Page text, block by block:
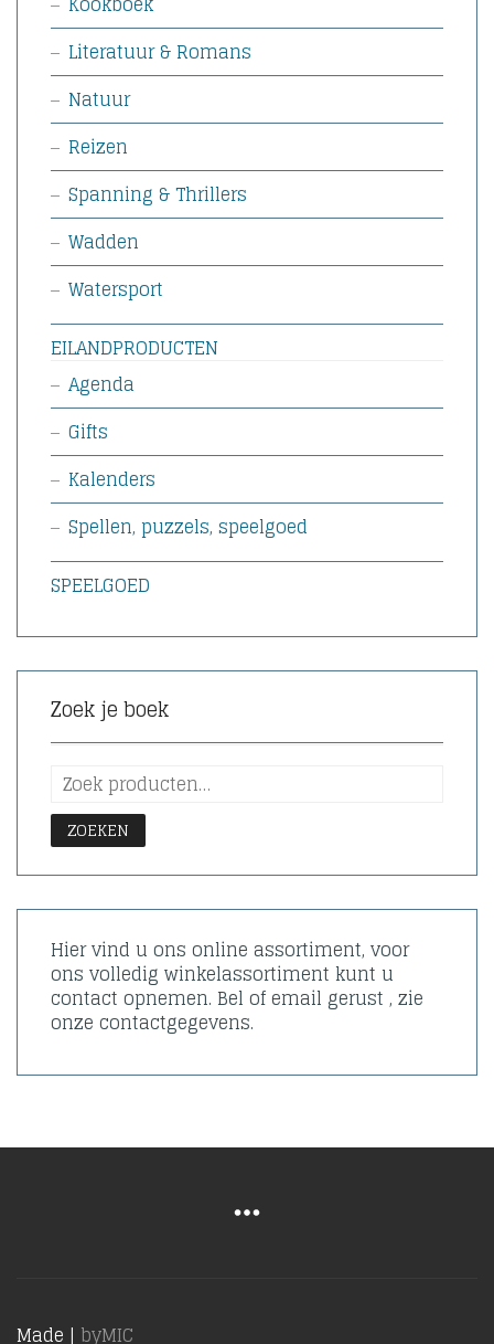
Literatuur & Romans
Natuur
Reizen
Spanning & Thrillers
Wadden
Watersport
EILANDPRODUCTEN
Agenda
Gifts
Kalenders
Spellen, puzzels, speelgoed
SPEELGOED
Zoek je boek
ZOEKEN
Hier vind u ons online assortiment, voor
ons volledig winkelassortiment kunt u
contact opnemen. Bel of email gerust , zie
onze contactgegevens.
Made | byMIC